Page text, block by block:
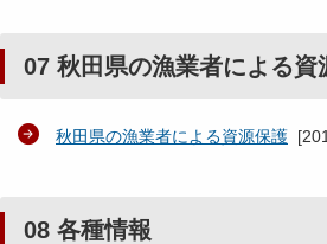
07 秋田県の漁業者による資
秋田県の漁業者による資源保護 [
08 各種情報